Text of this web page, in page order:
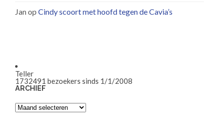
JanopCindy scoort met hoofd tegen de Cavia’s
Teller
1732491 bezoekers sinds 1/1/2008
ARCHIEF
Archief